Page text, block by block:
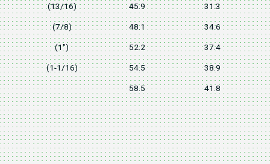
(13/16) 45.9 31.3
(7/8) 48.1 34.6
(1") 52.2 37.4
(1-1/16) 54.5 38.9
58.5 41.8